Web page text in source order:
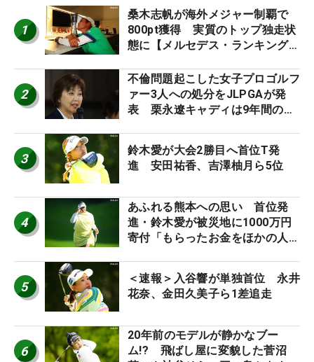
1
桑木志帆が海外メジャー制覇で
800pt獲得 実質のトップ独走状
態に【メルセデス・ランキング番
2
不倫問題起こした女子プロゴルフ
ァー3人への処分をJLPGAが発
表 栗永遼キャディは9年間の立
3
鈴木愛が大会2勝目へ首位T発
進 安田祐香、吉澤柚月ら5位
4
あふれる熊本への思い 首位発
進・鈴木愛が被災地に1000万円
寄付「もらったお金をほかの人
5
＜速報＞入谷響が単独首位 永井
花奈、金田久美子ら1差追走
6
20年前のモデルが静かなブー
ム!? 飛ばし屋に変貌した菅沼